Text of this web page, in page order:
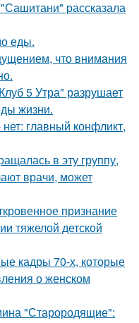
рассказала
еды.
что внимания
5 Утра" разрушает
жизни.
главный конфликт,
в эту группу,
врачи, может
признание
тяжелой детской
кадры 70-х, которые
о женском
"Старородящие":